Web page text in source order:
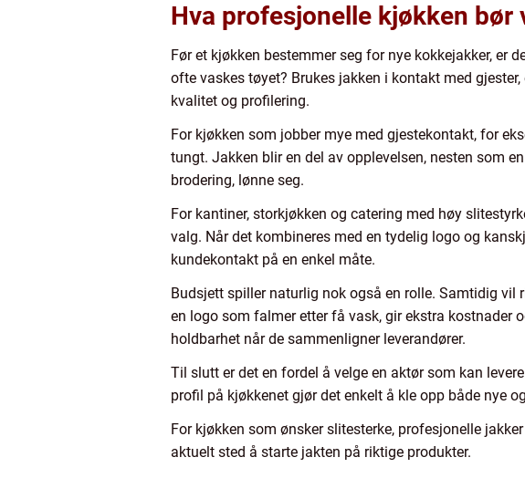
Hva profesjonelle kjøkken
Før et kjøkken bestemmer seg for nye kokkejakker, er
ofte vaskes tøyet? Brukes jakken i kontakt med
kvalitet og profilering.
For kjøkken som jobber mye med gjestekontakt, for
tungt. Jakken blir en del av opplevelsen, nesten som
brodering, lønne seg.
For kantiner, storkjøkken og catering med høy
valg. Når det kombineres med en tydelig logo og
kundekontakt på en enkel måte.
Budsjett spiller naturlig nok også en rolle. Samtidig
en logo som falmer etter få vask, gir ekstra kostnader
holdbarhet når de sammenligner leverandører.
Til slutt er det en fordel å velge en aktør som kan
profil på kjøkkenet gjør det enkelt å kle opp både nye
For kjøkken som ønsker slitesterke, profesjonelle
aktuelt sted å starte jakten på riktige produkter.